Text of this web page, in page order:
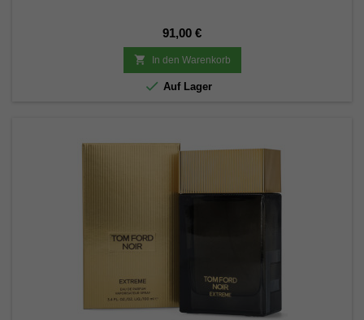
Preis
91,00 €
 In den Warenkorb
 Auf Lager